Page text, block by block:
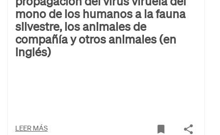
mono de los humanos a la fauna
silvestre, los animales de
compañía y otros animales (en
inglés)
LEER MÁS